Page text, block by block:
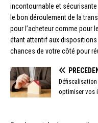
incontournable et sécurisante
le bon déroulement de la
pour l’acheteur comme pour
étant attentif aux
chances de votre côté pour
optimiser vos